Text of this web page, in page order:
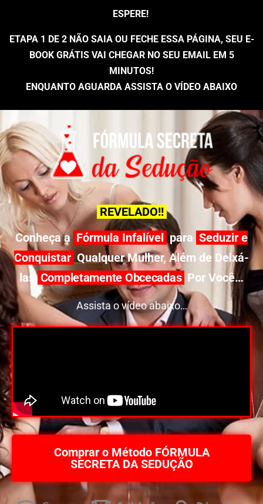
ESPERE!
ETAPA 1 DE 2 NÃO SAIA OU FECHE ESSA PÁGINA, SEU E-
BOOK GRÁTIS VAI CHEGAR NO SEU EMAIL EM 5
MINUTOS!
ENQUANTO AGUARDA ASSISTA O VÍDEO ABAIXO
REVELADO!!
Conheça a Fórmula Infalível para Seduzir e
Conquistar Qualquer Mulher, Além de Deixá-
lasCompletamente Obcecadas Por Você…
Assista o vídeo abaixo…
Comprar o Método FÓRMULA
SECRETA DA SEDUÇÃO